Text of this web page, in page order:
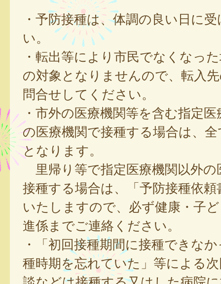
・予防接種は、体調の良い日に
い。
・転出等により市民でなくなっ
の対象となりませんので、転入
問合せしてください。
・市外の医療機関等を含む指定
の医療機関で接種する場合は、
となります。
里帰り等で指定医療機関以外の
接種する場合は、「予防接種依
いたしますので、必ず健康・子
進係までご連絡ください。
・「初回接種期間に接種できな
種時期を忘れていた」等による